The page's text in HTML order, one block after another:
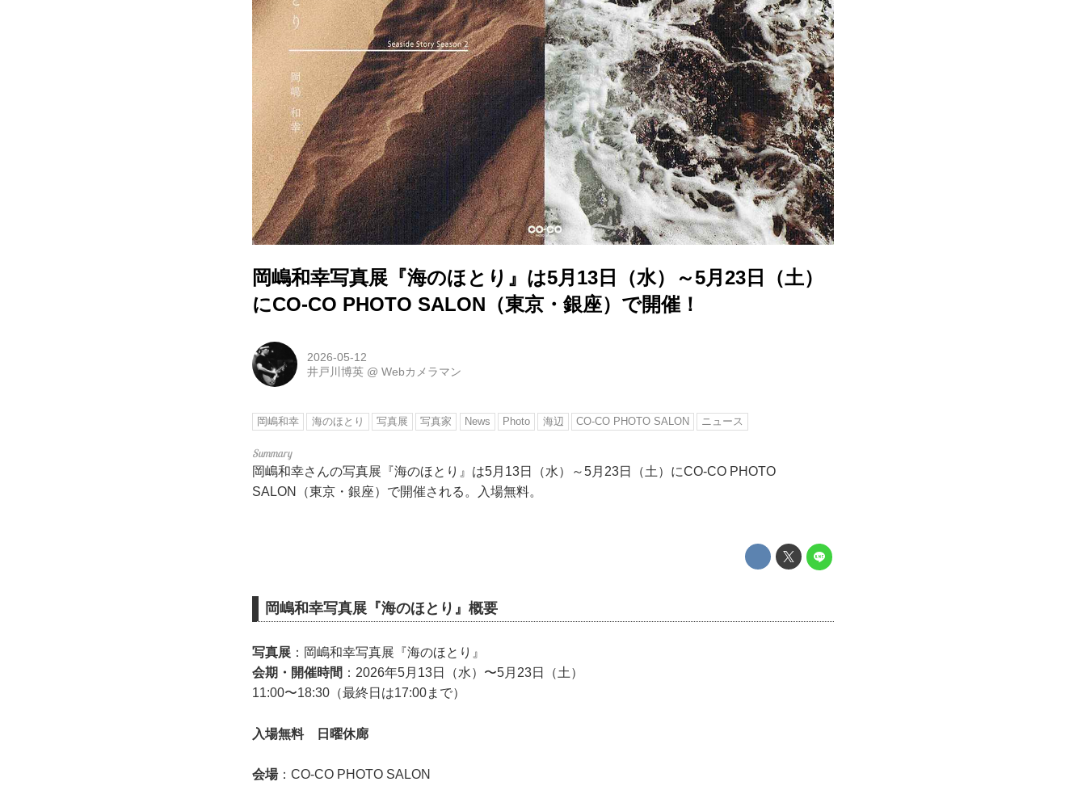
岡嶋和幸写真展『海のほとり』は5月13日（水）～5月23日（土）
にCO-CO PHOTO SALON（東京・銀座）で開催！
2026-05-12
井戸川博英 @Webカメラマン
岡嶋和幸 海のほとり 写真展 写真家 News Photo 海辺 CO-CO PHOTO SALON ニュース
岡嶋和幸さんの写真展『海のほとり』は5月13日（水）～5月23日（土）にCO-CO PHOTO
SALON（東京・銀座）で開催される。入場無料。
岡嶋和幸写真展『海のほとり』概要
写真展 ：岡嶋和幸写真展『海のほとり』
会期・開催時間 ：2026年5月13日（水）〜5月23日（土）
11:00〜18:30（最終日は17:00まで）
入場無料 日曜休廊
会場：CO-CO PHOTO SALON